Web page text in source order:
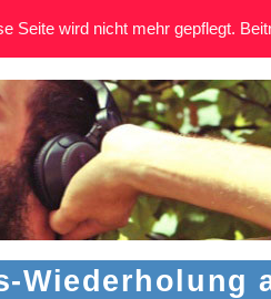
Wiederholung
Seite wird nicht mehr gepflegt.